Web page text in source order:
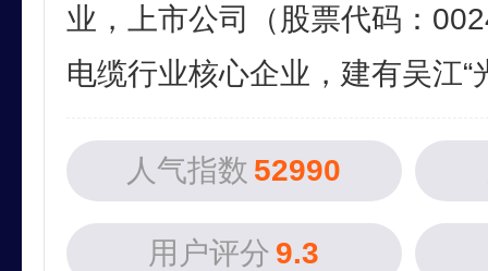
业，上市公司（股票代码：
电缆行业核心企业，建有吴江“
人气指数 52990
用户评分 9.3